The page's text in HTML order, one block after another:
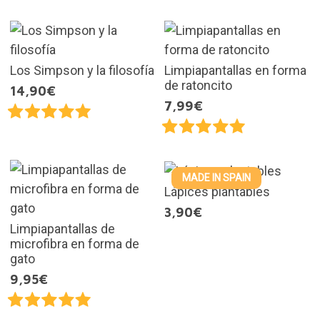
Los Simpson y la filosofía
14,90€
Limpiapantallas en forma
de ratoncito
7,99€
Limpiapantallas de
microfibra en forma de
gato
9,95€
MADE IN SPAIN
Lápices plantables
3,90€